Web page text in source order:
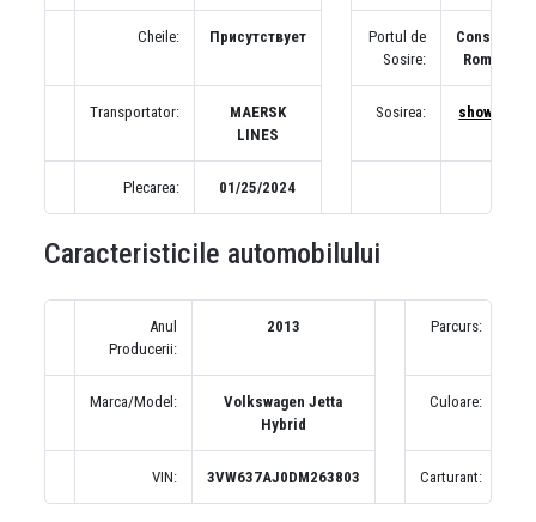
Cheile: Присутствует
Portul de
Sosire:
Constanta,
Romania
Transportator:
MAERSK
LINES
Sosirea: show map
Plecarea: 01/25/2024
Caracteristicile automobilului
Anul
Producerii:
2013 Parcurs:
Marca/Model:
Volkswagen Jetta
Hybrid
Culoare:
VIN: 3VW637AJ0DM263803 Carturant: